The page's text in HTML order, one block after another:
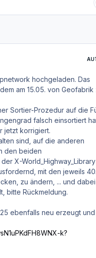
hochgeladen. Das
am 15.05. von Geofabrik
Sortier-Prozedur auf die
falsch einsortiert
jetzt korrigiert.
sind, auf die anderen
den beiden
X-World_Highway_Library
mit den jeweils
zu ändern, ... und
bitte Rückmeldung.
ebenfalls neu erzeugt
k?